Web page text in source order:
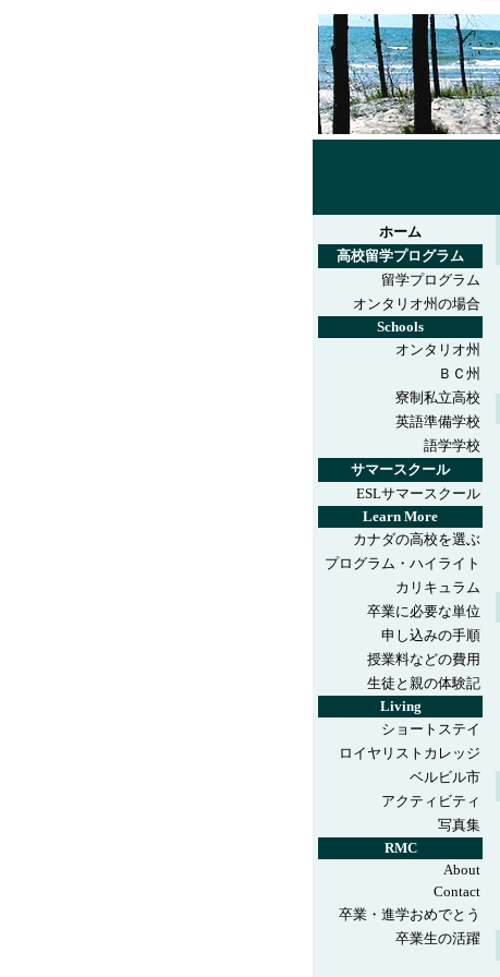
ホーム
高校留学プログラム
留学プログラム
オンタリオ州の場合
Schools
オンタリオ州
ＢＣ州
寮制私立高校
英語準備学校
語学学校
サマースクール
ESLサマースクール
Learn More
カナダの高校を選ぶ
プログラム ・ハイライト
カリキュラム
卒業に必要な単位
申し込みの手順
授業料などの費用
生徒と親の体験記
Living
ショートステイ
ロイヤリストカレッジ
ベルビル市
アクティビティ
写真集
RMC
About
Contact
卒業・進学おめでとう
卒業生の活躍